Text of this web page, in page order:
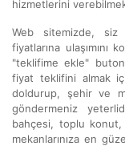
hizmetlerini
Web sitemizde, siz
fiyatlarına ulaşımını
"teklifime ekle"
fiyat teklifini almak
doldurup, şehir ve
göndermeniz
bahçesi, toplu konut,
mekanlarınıza en